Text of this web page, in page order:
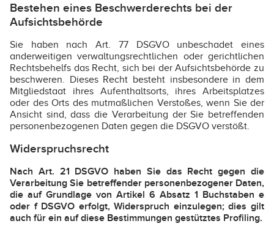
Bestehen eines Beschwerderechts bei der
Aufsichtsbehörde
Sie haben nach Art. 77 DSGVO unbeschadet eines
anderweitigen verwaltungsrechtlichen oder gerichtlichen
Rechtsbehelfs das Recht, sich bei der Aufsichtsbehörde zu
beschweren. Dieses Recht besteht insbesondere in dem
Mitgliedstaat ihres Aufenthaltsorts, ihres Arbeitsplatzes
oder des Orts des mutmaßlichen Verstoßes, wenn Sie der
Ansicht sind, dass die Verarbeitung der Sie betreffenden
personenbezogenen Daten gegen die DSGVO verstößt.
Widerspruchsrecht
Nach Art. 21 DSGVO haben Sie das Recht gegen die
Verarbeitung Sie betreffender personenbezogener Daten,
die auf Grundlage von Artikel 6 Absatz 1 Buchstaben e
oder f DSGVO erfolgt, Widerspruch einzulegen; dies gilt
auch für ein auf diese Bestimmungen gestütztes Profiling.